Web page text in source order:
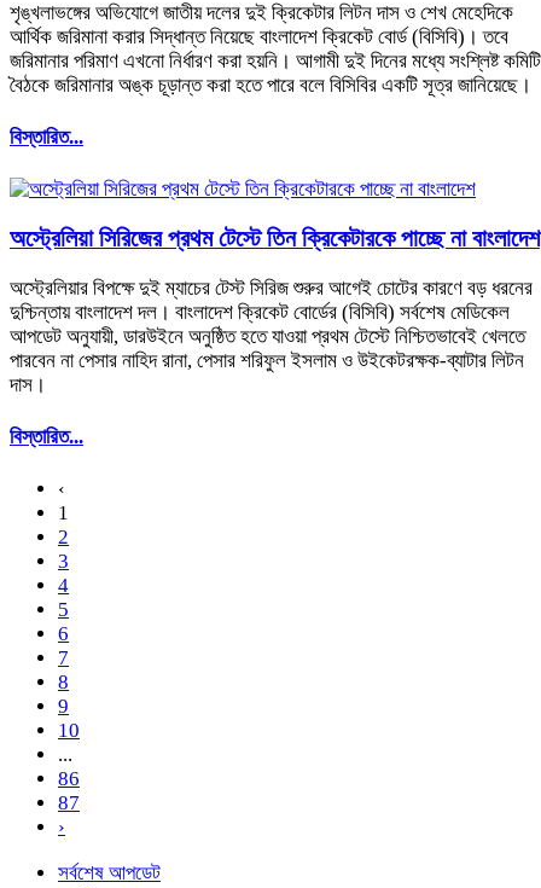
শৃঙ্খলাভঙ্গের অভিযোগে জাতীয় দলের দুই ক্রিকেটার লিটন দাস ও শেখ মেহেদিকে
আর্থিক জরিমানা করার সিদ্ধান্ত নিয়েছে বাংলাদেশ ক্রিকেট বোর্ড (বিসিবি)। তবে
জরিমানার পরিমাণ এখনো নির্ধারণ করা হয়নি। আগামী দুই দিনের মধ্যে সংশ্লিষ্ট
বৈঠকে জরিমানার অঙ্ক চূড়ান্ত করা হতে পারে বলে বিসিবির একটি সূত্র জানিয়েছে।
বিস্তারিত...
অস্ট্রেলিয়া সিরিজের প্রথম টেস্টে তিন ক্রিকেটারকে পাচ্ছে না বাংলাদেশ
অস্ট্রেলিয়ার বিপক্ষে দুই ম্যাচের টেস্ট সিরিজ শুরুর আগেই চোটের কারণে বড় ধরনের
দুশ্চিন্তায় বাংলাদেশ দল। বাংলাদেশ ক্রিকেট বোর্ডের (বিসিবি) সর্বশেষ মেডিকেল
আপডেট অনুযায়ী, ডারউইনে অনুষ্ঠিত হতে যাওয়া প্রথম টেস্টে নিশ্চিতভাবেই খেলতে
পারবেন না পেসার নাহিদ রানা, পেসার শরিফুল ইসলাম ও উইকেটরক্ষক-ব্যাটার লিটন
দাস।
বিস্তারিত...
‹
1
2
3
4
5
6
7
8
9
10
...
86
87
›
সর্বশেষ আপডেট